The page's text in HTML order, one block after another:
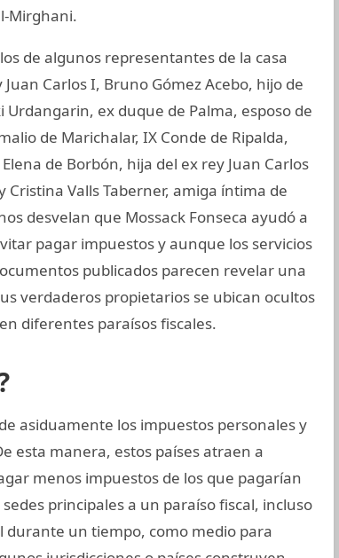
Mirghani.
de algunos representantes de la casa
Carlos I, Bruno Gómez Acebo, hijo de
ex duque de Palma, esposo de
de Marichalar, IX Conde de Ripalda,
de Borbón, hija del ex rey Juan Carlos
Valls Taberner, amiga íntima de
desvelan que Mossack Fonseca ayudó a
pagar impuestos y aunque los servicios
publicados parecen revelar una
verdaderos propietarios se ubican ocultos
diferentes paraísos fiscales.
asiduamente los impuestos personales y
esta manera, estos países atraen a
menos impuestos de los que pagarían
principales a un paraíso fiscal, incluso
durante un tiempo, como medio para